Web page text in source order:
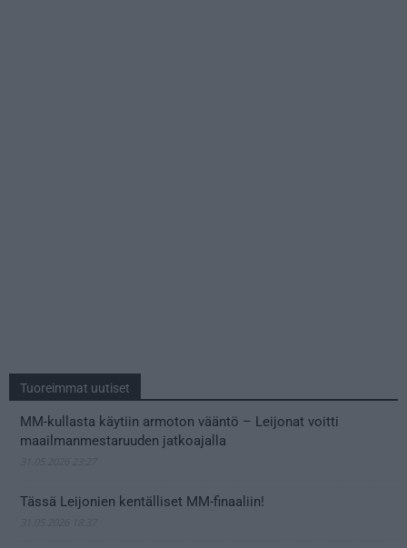
Tuoreimmat uutiset
MM-kullasta käytiin armoton vääntö – Leijonat voitti
maailmanmestaruuden jatkoajalla
Tässä Leijonien kentälliset MM-finaaliin!